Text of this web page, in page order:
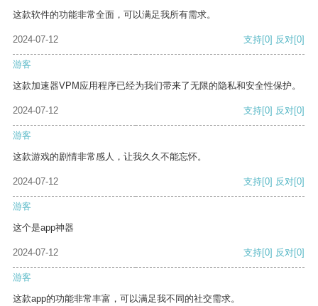
这款软件的功能非常全面，可以满足我所有需求。
2024-07-12 支持[0] 反对[0]
游客
这款加速器VPM应用程序已经为我们带来了无限的隐私和安全性保护。
2024-07-12 支持[0] 反对[0]
游客
这款游戏的剧情非常感人，让我久久不能忘怀。
2024-07-12 支持[0] 反对[0]
游客
这个是app神器
2024-07-12 支持[0] 反对[0]
游客
这款app的功能非常丰富，可以满足我不同的社交需求。